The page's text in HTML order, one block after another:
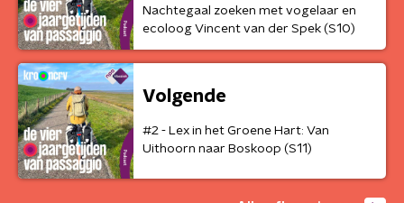
Nachtegaal zoeken met vogelaar en
ecoloog Vincent van der Spek (S10)
Volgende
#2 - Lex in het Groene Hart: Van
Uithoorn naar Boskoop (S11)